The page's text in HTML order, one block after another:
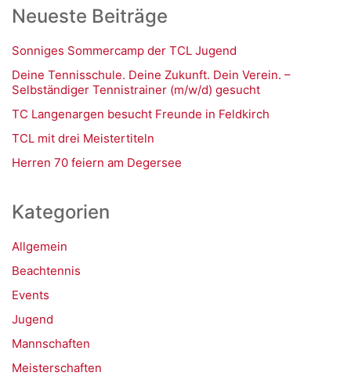
Neueste Beiträge
Sonniges Sommercamp der TCL Jugend
Deine Tennisschule. Deine Zukunft. Dein Verein. –
Selbständiger Tennistrainer (m/w/d) gesucht
TC Langenargen besucht Freunde in Feldkirch
TCL mit drei Meistertiteln
Herren 70 feiern am Degersee
Kategorien
Allgemein
Beachtennis
Events
Jugend
Mannschaften
Meisterschaften